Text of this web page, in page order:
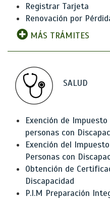
Registrar Tarjeta
Renovación por
MÁS TRÁMITES
SALUD
Exención de
personas con
Exención del
Personas con
Obtención de
Discapacidad
P.I.M Preparación